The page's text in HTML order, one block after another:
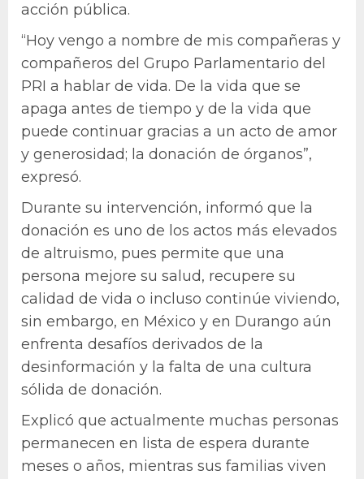
acción pública.
“Hoy vengo a nombre de mis compañeras y
compañeros del Grupo Parlamentario del
PRI a hablar de vida. De la vida que se
apaga antes de tiempo y de la vida que
puede continuar gracias a un acto de amor
y generosidad; la donación de órganos”,
expresó.
Durante su intervención, informó que la
donación es uno de los actos más elevados
de altruismo, pues permite que una
persona mejore su salud, recupere su
calidad de vida o incluso continúe viviendo,
sin embargo, en México y en Durango aún
enfrenta desafíos derivados de la
desinformación y la falta de una cultura
sólida de donación.
Explicó que actualmente muchas personas
permanecen en lista de espera durante
meses o años, mientras sus familias viven